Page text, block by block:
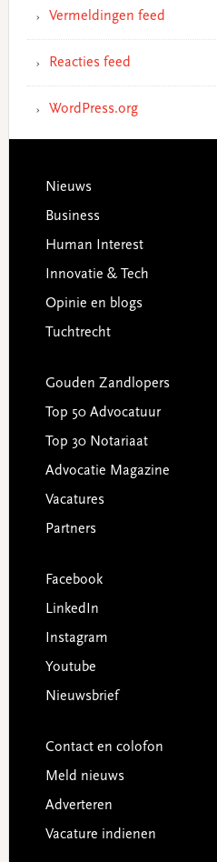
Vermeldingen feed
Reacties feed
WordPress.org
Footer
Nieuws
Business
Human Interest
Innovatie & Tech
Opinie en blogs
Tuchtrecht
Gouden Zandlopers
Top 50 Advocatuur
Top 30 Notariaat
Advocatie Magazine
Vacatures
Partners
Facebook
LinkedIn
Instagram
Youtube
Nieuwsbrief
Contact en colofon
Meld nieuws
Adverteren
Vacature indienen